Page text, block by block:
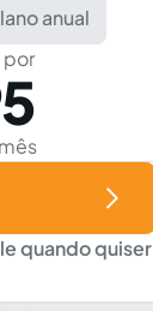
anual
por
quando quiser